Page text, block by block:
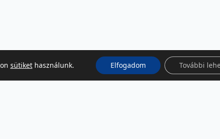
sütikethasználunk. Elfogadom További